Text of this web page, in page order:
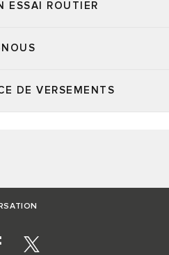
ESSAI ROUTIER
DE VERSEMENTS